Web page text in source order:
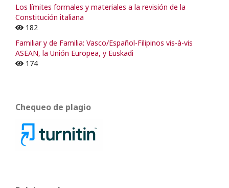
Los límites formales y materiales a la revisión de la
Constitución italiana
182
Familiar y de Familia: Vasco/Español-Filipinos vis-à-vis
ASEAN, la Unión Europea, y Euskadi
174
Chequeo de plagio